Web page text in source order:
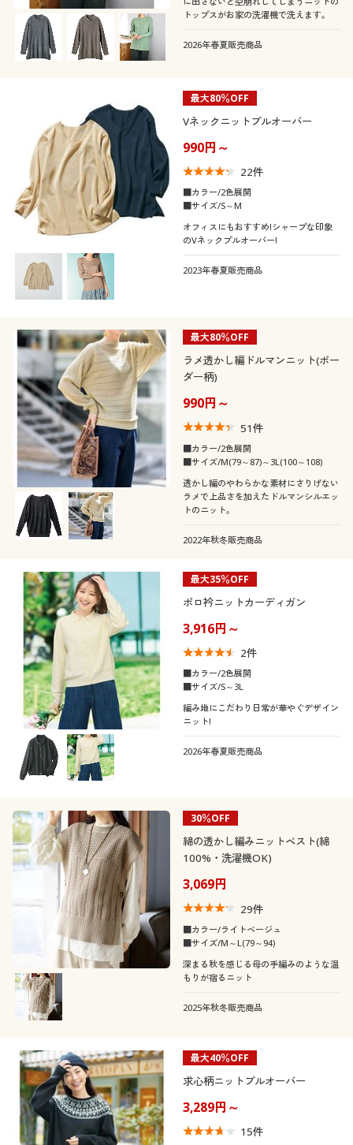
トップスがお家の洗濯機で洗えます。
2026年春夏販売商品
最大80％OFF
Vネックニットプルオーバー
990円～
22件
■カラー/2色展開
■サイズ/S～M
オフィスにもおすすめ!シャープな印象
のVネックプルオーバー!
2023年春夏販売商品
最大80％OFF
ラメ透かし編ドルマンニット(ボー
ダー柄)
990円～
51件
■カラー/2色展開
■サイズ/M(79～87)～3L(100～108)
透かし編のやわらかな素材にさりげない
ラメで上品さを加えたドルマンシルエッ
トのニット。
2022年秋冬販売商品
最大35％OFF
ポロ衿ニットカーディガン
3,916円～
2件
■カラー/2色展開
■サイズ/S～3L
編み地にこだわり日常が華やぐデザイン
ニット!
2026年春夏販売商品
30％OFF
綿の透かし編みニットベスト(綿
100%・洗濯機OK)
3,069円
29件
■カラー/ライトベージュ
■サイズ/M～L(79～94)
深まる秋を感じる母の手編みのような温
もりが宿るニット
2025年秋冬販売商品
最大40％OFF
求心柄ニットプルオーバー
3,289円～
15件